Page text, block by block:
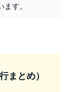
す。
まとめ）